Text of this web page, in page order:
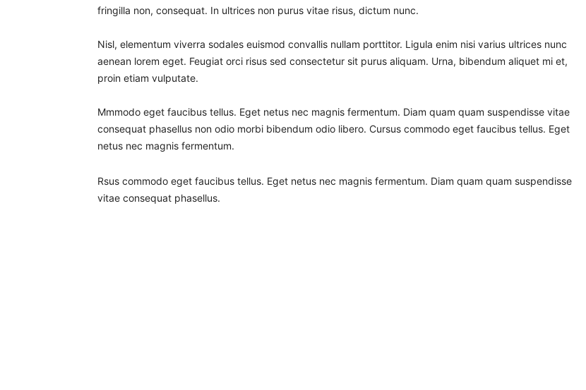
fringilla non, consequat. In ultrices non purus vitae risus, dictum nunc.
Nisl, elementum viverra sodales euismod convallis nullam porttitor. Ligula enim nisi varius ultrices nunc
aenean lorem eget. Feugiat orci risus sed consectetur sit purus aliquam. Urna, bibendum aliquet mi et,
proin etiam vulputate.
Mmmodo eget faucibus tellus. Eget netus nec magnis fermentum. Diam quam quam suspendisse vitae
consequat phasellus non odio morbi bibendum odio libero. Cursus commodo eget faucibus tellus. Eget
netus nec magnis fermentum.
Rsus commodo eget faucibus tellus. Eget netus nec magnis fermentum. Diam quam quam suspendisse
vitae consequat phasellus.